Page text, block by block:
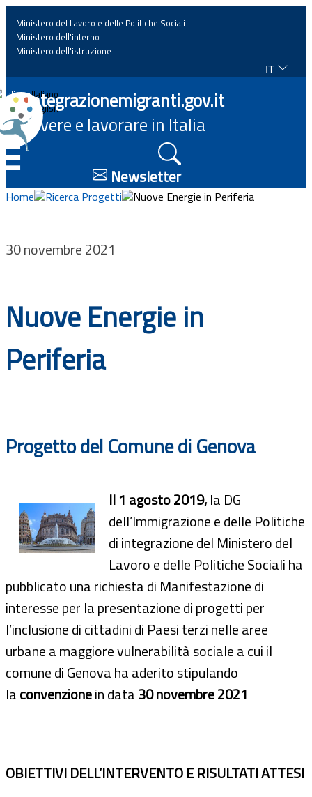
Home
News
Approfondimenti
Normativa
Documenti
Bandi
Ministero del Lavoro e delle Politiche Sociali
Ministero dell'interno
Ministero dell'istruzione
IT
Italiano
English
Integrazionemigranti.gov.it
Vivere e lavorare in Italia
Newsletter
Home Ricerca Progetti Nuove Energie in Periferia
30 novembre 2021
Nuove Energie in
Periferia
Progetto del Comune di Genova
Il 1 agosto 2019,la DG
dell’Immigrazione e delle Politiche
di integrazione del Ministero del
Lavoro e delle Politiche Sociali ha
pubblicato una richiesta di Manifestazione di
interesse per la presentazione di progetti per
l’inclusione di cittadini di Paesi terzi nelle aree
urbane a maggiore vulnerabilità sociale a cui il
comune di Genova ha aderito stipulando
laconvenzionein data30 novembre 2021
OBIETTIVI DELL’INTERVENTO E RISULTATI ATTESI